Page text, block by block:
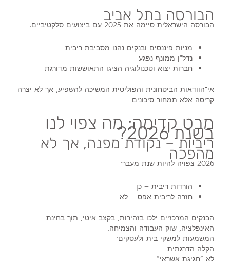
הבורסה בתל אביב
הבורסה הישראלית סיימה את 2025 עם ביצועים סלקטיביים:
מניות פיננסים ובנקים נהנו מסביבת ריבית
נדל"ן ממונף נפגע
חברות יצוא וטכנולוגיה הציגו התאוששות מדורגת
אי־הוודאות הביטחונית והפוליטית המשיכה להשפיע, אך לא יצרה
קריסה אלא תמחור סיכונים.
מבט קדימה: מה צפוי לנו
בשנת 2026?
ריביות – נקודת מפנה, אך לא
מהפכה
2026 צפויה להיות שנת מעבר:
הורדות ריבית – כן
חזרה לריבית אפס – לא
הבנקים המרכזיים ילכו בזהירות, בקצב איטי, תוך בחינת
האינפלציה, שוק העבודה והצמיחה.
המשמעות למשקי בית ולעסקים:
הקלה הדרגתית
לא “חגיגת אשראי”